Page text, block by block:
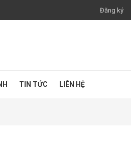
Đăng ký
TIN TỨC LIÊN HỆ